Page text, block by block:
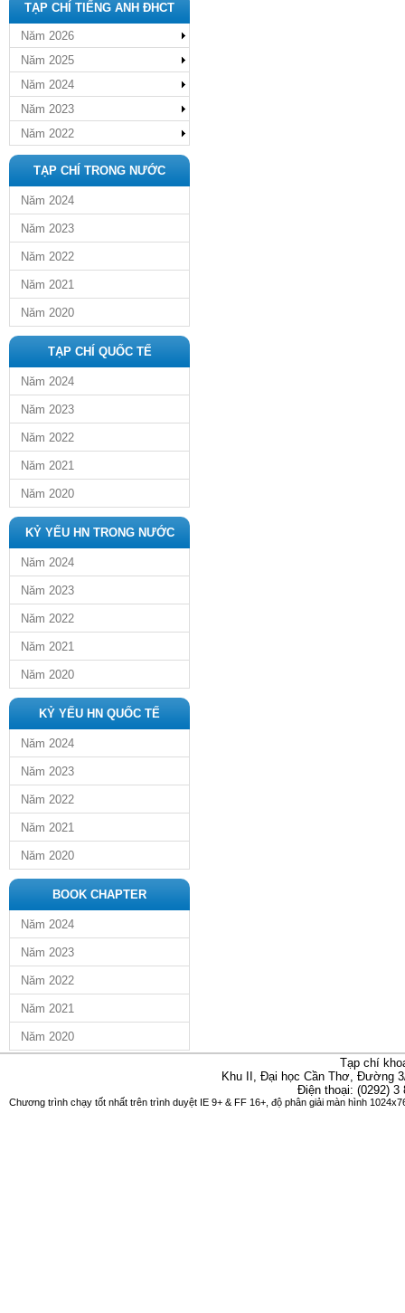
TẠP CHÍ TIẾNG ANH ĐHCT
Năm 2026
Năm 2025
Năm 2024
Năm 2023
Năm 2022
TẠP CHÍ TRONG NƯỚC
Năm 2024
Năm 2023
Năm 2022
Năm 2021
Năm 2020
TẠP CHÍ QUỐC TẾ
Năm 2024
Năm 2023
Năm 2022
Năm 2021
Năm 2020
KỶ YẾU HN TRONG NƯỚC
Năm 2024
Năm 2023
Năm 2022
Năm 2021
Năm 2020
KỶ YẾU HN QUỐC TẾ
Năm 2024
Năm 2023
Năm 2022
Năm 2021
Năm 2020
BOOK CHAPTER
Năm 2024
Năm 2023
Năm 2022
Năm 2021
Năm 2020
Tạp chí
Khu II, Đại học Cần Thơ, Đường
Điện thoại: (0292)
Chương trình chạy tốt nhất trên trình duyệt IE 9+ & FF 16+, độ phân giải màn hình